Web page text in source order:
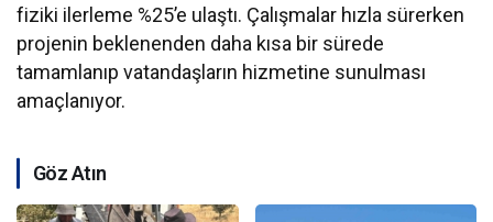
fiziki ilerleme %25’e ulaştı. Çalışmalar hızla sürerken
projenin beklenenden daha kısa bir sürede
tamamlanıp vatandaşların hizmetine sunulması
amaçlanıyor.
Göz Atın